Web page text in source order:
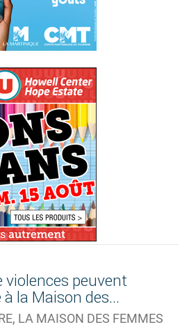
violences peuvent
la Maison des...
LA MAISON DES FEMMES